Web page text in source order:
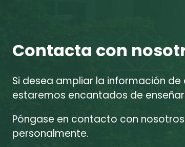
Contacta con
Si desea ampliar la información
estaremos encantados de
Póngase en contacto con
personalmente.